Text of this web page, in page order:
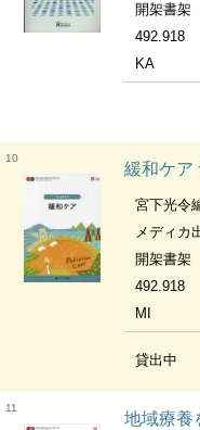
開架書架
492.918
KA
10
緩和ケア ナー
宮下光令
メディカ
開架書架
492.918
MI
貸出中
11
地域療養を支えるケア